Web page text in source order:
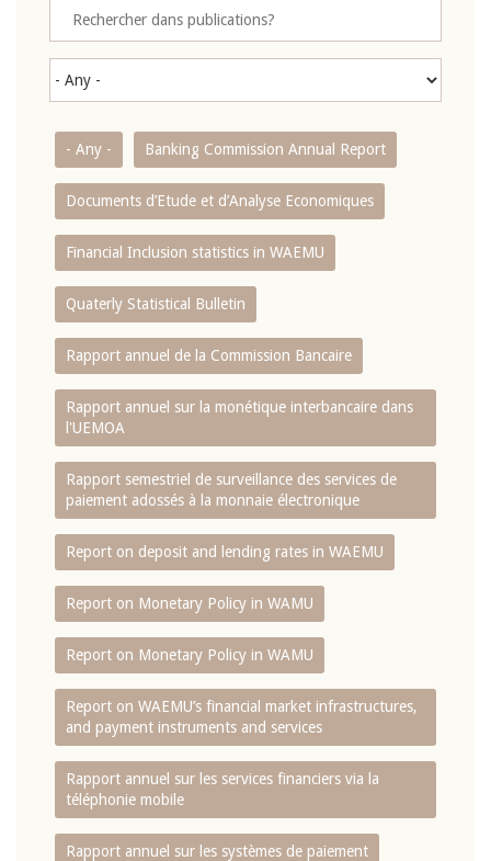
- Any - Banking Commission Annual Report
Documents d’Etude et d’Analyse Economiques
Financial Inclusion statistics in WAEMU
Quaterly Statistical Bulletin
Rapport annuel de la Commission Bancaire
Rapport annuel sur la monétique interbancaire dans
l'UEMOA
Rapport semestriel de surveillance des services de
paiement adossés à la monnaie électronique
Report on deposit and lending rates in WAEMU
Report on Monetary Policy in WAMU
Report on Monetary Policy in WAMU
Report on WAEMU’s financial market infrastructures,
and payment instruments and services
Rapport annuel sur les services financiers via la
téléphonie mobile
Rapport annuel sur les systèmes de paiement